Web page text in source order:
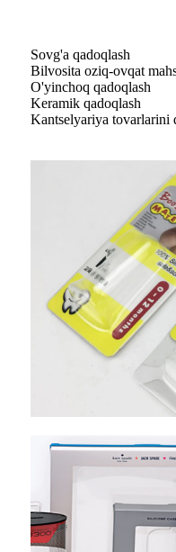
Sovg'a qadoqlash
Bilvosita oziq-ovqat
O'yinchoq qadoqlash
Keramik qadoqlash
Kantselyariya tovarlarini